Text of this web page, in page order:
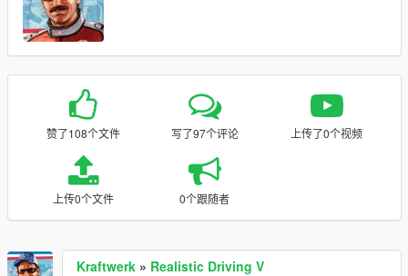
赞了108个文件 写了97个评论 上传了0个视频
上传0个文件 0个跟随者
Kraftwerk » Realistic Driving V